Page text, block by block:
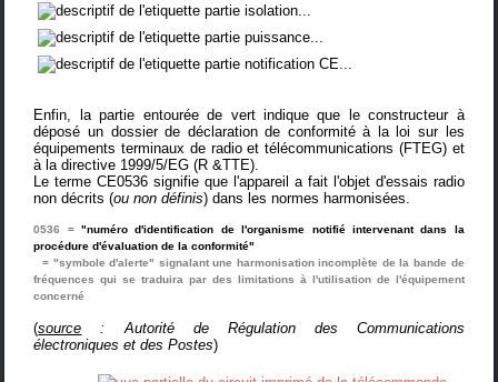
Enfin, la partie entourée de vert indique que le constructeur à
déposé un dossier de déclaration de conformité à la loi sur les
équipements terminaux de radio et télécommunications (FTEG) et
à la directive 1999/5/EG (R &TTE).
Le terme CE0536 signifie que l'appareil a fait l'objet d'essais radio
non décrits (ou non définis) dans les normes harmonisées.
0536 ="numéro d'identification de l'organisme notifié intervenant dans la
procédure d'évaluation de la conformité"
= "symbole d'alerte" signalant une harmonisation incomplète de la bande de
fréquences qui se traduira par des limitations à l'utilisation de l'équipement
concerné
(source :Autorité de Régulation des Communications
électroniques et des Postes)